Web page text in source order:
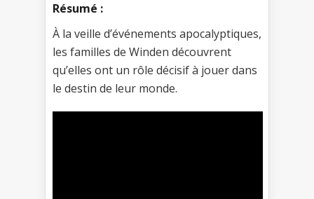
Résumé :
À la veille d’événements apocalyptiques,
les familles de Winden découvrent
qu’elles ont un rôle décisif à jouer dans
le destin de leur monde.